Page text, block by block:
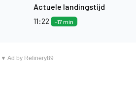
Actuele landingstijd
11:22
-17 min
▼ Ad by Refinery89